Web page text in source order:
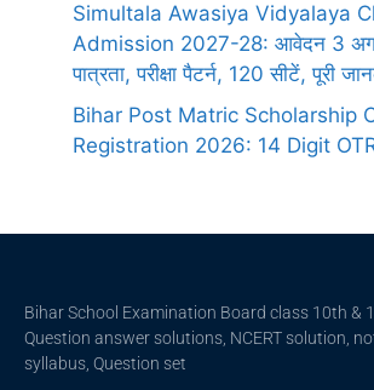
Simultala Awasiya Vidyalaya
Admission 2027-28: आवेदन 3
पात्रता, परीक्षा पैटर्न, 120 सीटें, पूरी
Bihar Post Matric Scholarship
Registration 2026: 14 Digit
Bihar School Examination Board class 10th &
Question answer solutions, NCERT solution,
syllabus, Question set